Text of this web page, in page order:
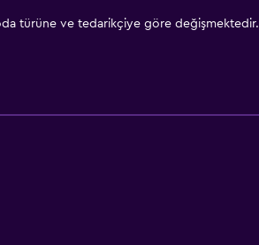
türüne ve tedarikçiye göre değişmektedir.